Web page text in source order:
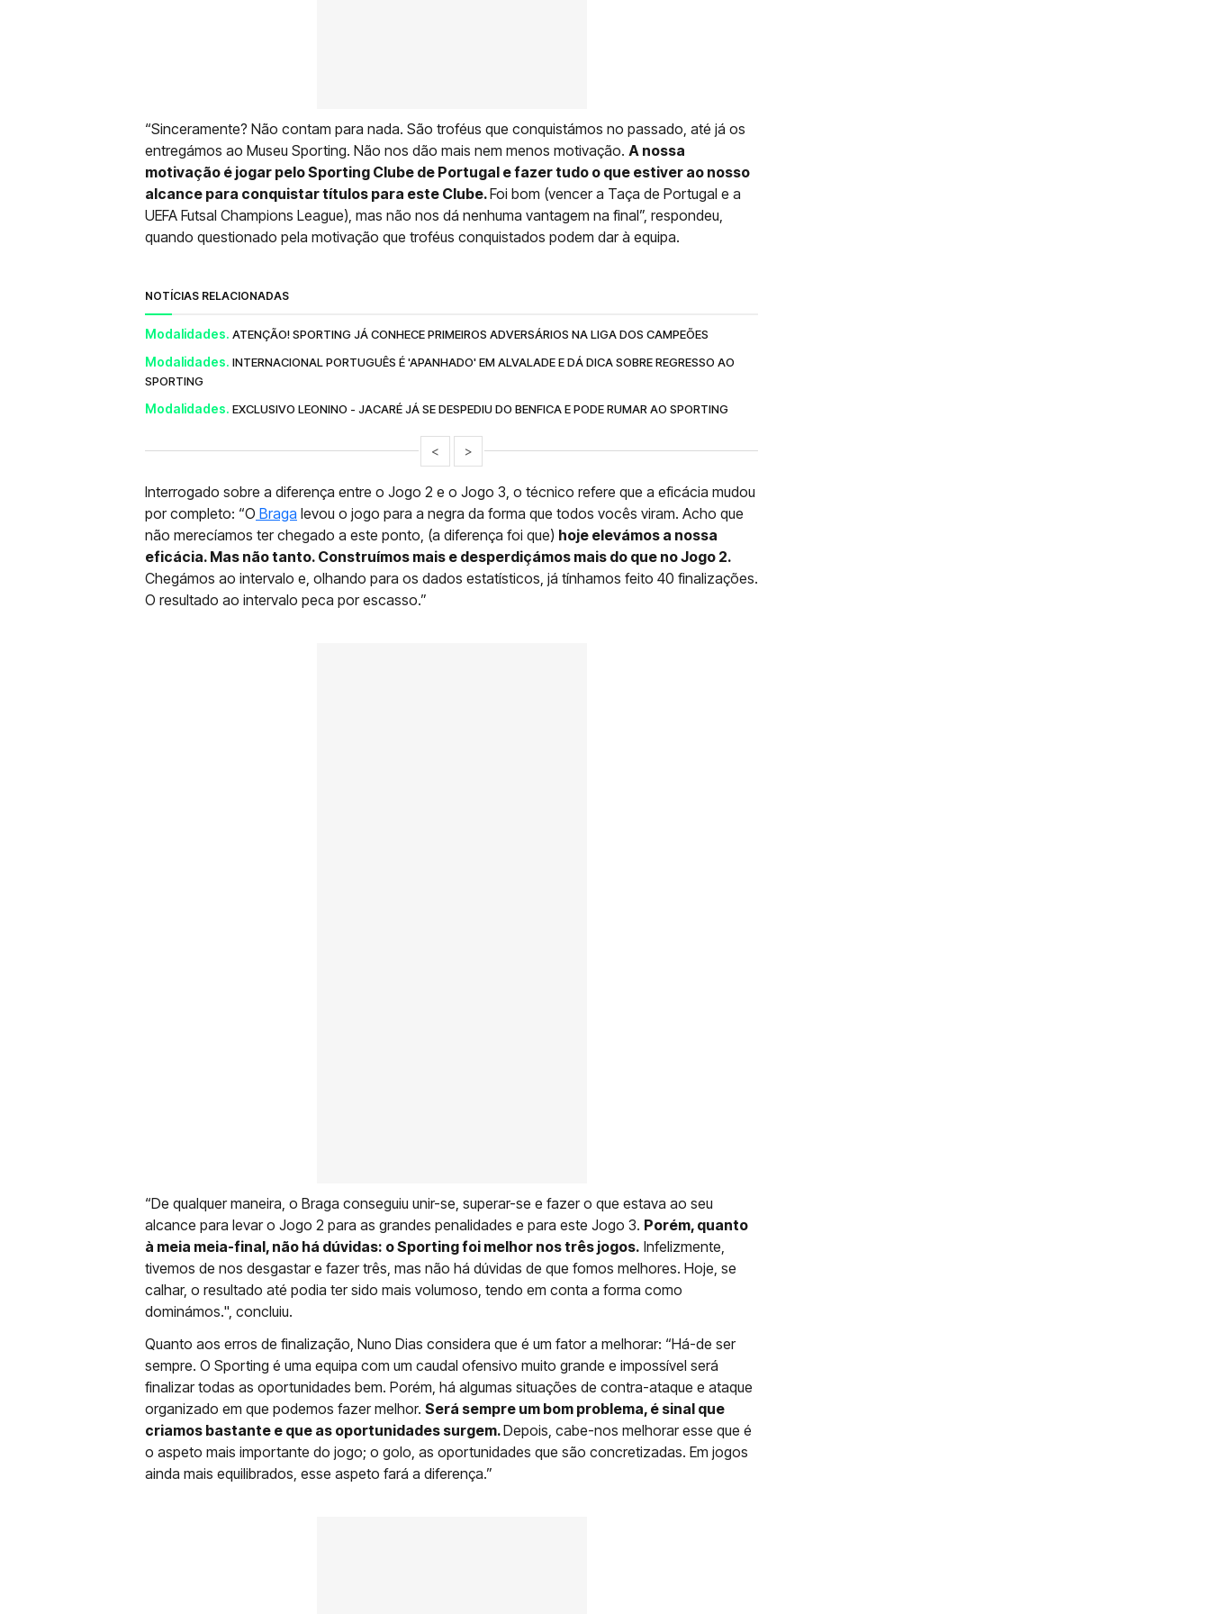
“Sinceramente? Não contam para nada. São troféus que conquistámos no passado, até já os
entregámos ao Museu Sporting. Não nos dão mais nem menos motivação. A nossa
motivação é jogar pelo Sporting Clube de Portugal e fazer tudo o que estiver ao nosso
alcance para conquistar títulos para este Clube.Foi bom (vencer a Taça de Portugal e a
UEFA Futsal Champions League), mas não nos dá nenhuma vantagem na final”, respondeu,
quando questionado pela motivação que troféus conquistados podem dar à equipa.
NOTÍCIAS RELACIONADAS
Modalidades. ATENÇÃO! SPORTING JÁ CONHECE PRIMEIROS ADVERSÁRIOS NA LIGA DOS CAMPEÕES
Modalidades. INTERNACIONAL PORTUGUÊS É 'APANHADO' EM ALVALADE E DÁ DICA SOBRE REGRESSO AO
SPORTING
Modalidades. EXCLUSIVO LEONINO - JACARÉ JÁ SE DESPEDIU DO BENFICA E PODE RUMAR AO SPORTING
< >
Interrogado sobre a diferença entre o Jogo 2 e o Jogo 3, o técnico refere que a eficácia mudou
por completo: “O Braga levou o jogo para a negra da forma que todos vocês viram. Acho que
não merecíamos ter chegado a este ponto, (a diferença foi que) hoje elevámos a nossa
eficácia. Mas não tanto. Construímos mais e desperdiçámos mais do que no Jogo 2.
Chegámos ao intervalo e, olhando para os dados estatísticos, já tínhamos feito 40 finalizações.
O resultado ao intervalo peca por escasso.”
“De qualquer maneira, o Braga conseguiu unir-se, superar-se e fazer o que estava ao seu
alcance para levar o Jogo 2 para as grandes penalidades e para este Jogo 3. Porém, quanto
à meia meia-final, não há dúvidas: o Sporting foi melhor nos três jogos. Infelizmente,
tivemos de nos desgastar e fazer três, mas não há dúvidas de que fomos melhores. Hoje, se
calhar, o resultado até podia ter sido mais volumoso, tendo em conta a forma como
dominámos.", concluiu.
Quanto aos erros de finalização, Nuno Dias considera que é um fator a melhorar: “Há-de ser
sempre. O Sporting é uma equipa com um caudal ofensivo muito grande e impossível será
finalizar todas as oportunidades bem. Porém, há algumas situações de contra-ataque e ataque
organizado em que podemos fazer melhor. Será sempre um bom problema, é sinal que
criamos bastante e que as oportunidades surgem.Depois, cabe-nos melhorar esse que é
o aspeto mais importante do jogo; o golo, as oportunidades que são concretizadas. Em jogos
ainda mais equilibrados, esse aspeto fará a diferença.”